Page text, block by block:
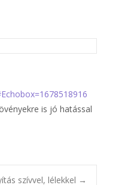
is jó hatással
szívvel, lélekkel →